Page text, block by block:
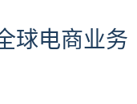
球电商业务